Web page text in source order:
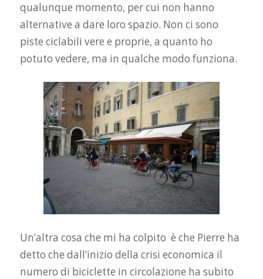
qualunque momento, per cui non hanno
alternative a dare loro spazio. Non ci sono
piste ciclabili vere e proprie, a quanto ho
potuto vedere, ma in qualche modo funziona.
Un’altra cosa che mi ha colpito è che Pierre ha
detto che dall’inizio della crisi economica il
numero di biciclette in circolazione ha subito